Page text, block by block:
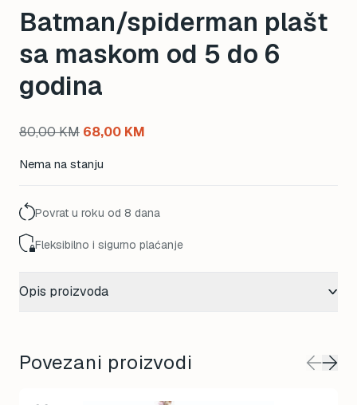
Batman/spiderman plašt
sa maskom od 5 do 6
godina
80,00KM Original
68,00 KM
Nema na stanju
Povrat u roku od 8 dana
Fleksibilno i sigurno plaćanje
Opis proizvoda
Povezani proizvodi